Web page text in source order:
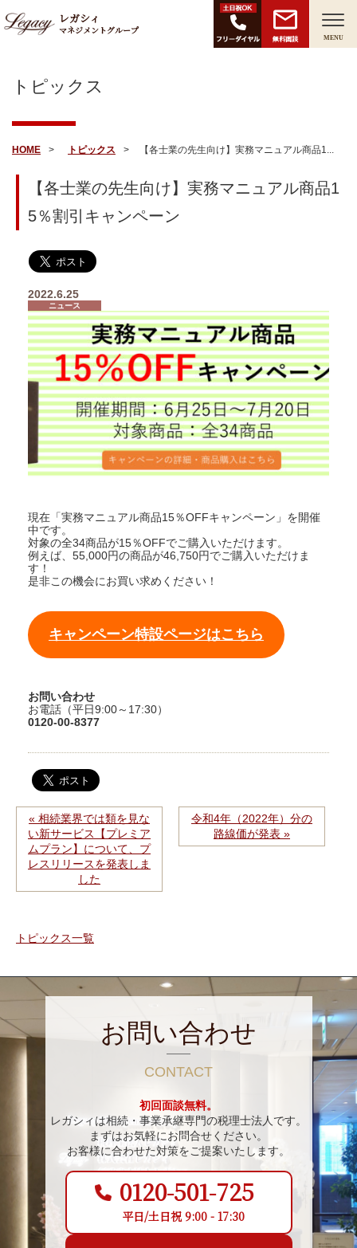
レガシィ
マネジメントグループ
無料面談 MENU
トピックス
HOME トピックス 【各士業の先生向け】実務マニュアル商品1...
【各士業の先生向け】実務マニュアル商品1
5％割引キャンペーン
2022.6.25
ニュース
現在「実務マニュアル商品15％OFFキャンペーン」を開催
中です。
対象の全34商品が15％OFFでご購入いただけます。
例えば、55,000円の商品が46,750円でご購入いただけま
す！
是非この機会にお買い求めください！
キャンペーン特設ページはこちら
お問い合わせ
お電話（平日9:00～17:30）
0120-00-8377
« 相続業界では類を見な
い新サービス【プレミア
ムプラン】について、プ
レスリリースを発表しま
した
令和4年（2022年）分の
路線価が発表 »
トピックス一覧
お問い合わせ
CONTACT
初回面談無料。
レガシィは相続・事業承継専門の税理士法人です。
まずはお気軽にお問合せください。
お客様に合わせた対策をご提案いたします。
0120-501-725
平日/土日祝 9:00 - 17:30